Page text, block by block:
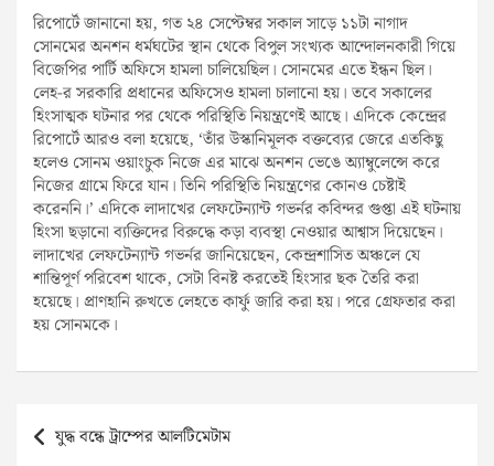
রিপোর্টে জানানো হয়, গত ২৪ সেপ্টেম্বর সকাল সাড়ে ১১টা নাগাদ
সোনমের অনশন ধর্মঘটের স্থান থেকে বিপুল সংখ্যক আন্দোলনকারী গিয়ে
বিজেপির পার্টি অফিসে হামলা চালিয়েছিল। সোনমের এতে ইন্ধন ছিল।
লেহ-র সরকারি প্রধানের অফিসেও হামলা চালানো হয়। তবে সকালের
হিংসাত্মক ঘটনার পর থেকে পরিস্থিতি নিয়ন্ত্রণেই আছে। এদিকে কেন্দ্রের
রিপোর্টে আরও বলা হয়েছে, ‘তাঁর উস্কানিমূলক বক্তব্যের জেরে এতকিছু
হলেও সোনম ওয়াংচুক নিজে এর মাঝে অনশন ভেঙে অ্যাম্বুলেন্সে করে
নিজের গ্রামে ফিরে যান। তিনি পরিস্থিতি নিয়ন্ত্রণের কোনও চেষ্টাই
করেননি।’ এদিকে লাদাখের লেফটেন্যান্ট গভর্নর কবিন্দর গুপ্তা এই ঘটনায়
হিংসা ছড়ানো ব্যক্তিদের বিরুদ্ধে কড়া ব্যবস্থা নেওয়ার আশ্বাস দিয়েছেন।
লাদাখের লেফটেন্যান্ট গভর্নর জানিয়েছেন, কেন্দ্রশাসিত অঞ্চলে যে
শান্তিপূর্ণ পরিবেশ থাকে, সেটা বিনষ্ট করতেই হিংসার ছক তৈরি করা
হয়েছে। প্রাণহানি রুখতে লেহতে কার্ফু জারি করা হয়। পরে গ্রেফতার করা
হয় সোনমকে।
Post
navigation
যুদ্ধ বন্ধে ট্রাম্পের আলটিমেটাম